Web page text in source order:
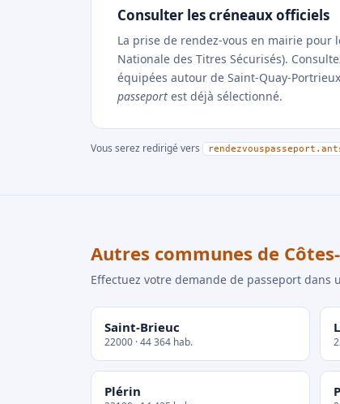
Consulter les créneaux officiels
La prise de rendez-vous en mairie pour
Nationale des Titres Sécurisés).
équipées autour de Saint-Quay-
passeport est déjà sélectionné.
Vous serez redirigé vers
Autres communes de
Effectuez votre demande de passeport
Saint-Brieuc
22000 · 44 364 hab.
Plérin